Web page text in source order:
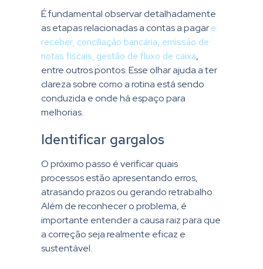
É fundamental observar detalhadamente
as etapas relacionadas a contas a pagare
receber, conciliação bancária, emissão de
notas fiscais, gestão de fluxo de caixa,
entre outros pontos. Esse olhar ajuda a ter
clareza sobre como a rotina está sendo
conduzida e onde há espaço para
melhorias.
Identificar gargalos
O próximo passo é verificar quais
processos estão apresentando erros,
atrasando prazos ou gerando retrabalho.
Além de reconhecer o problema, é
importante entender a causa raiz para que
a correção seja realmente eficaz e
sustentável.